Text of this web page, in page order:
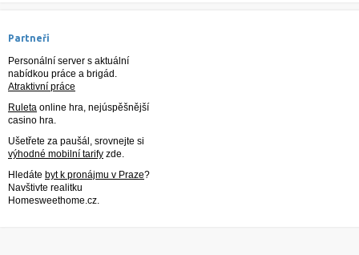
Partneři
Personální server s aktuální
nabídkou práce a brigád.
Atraktivní práce
Ruleta online hra, nejúspěšnější
casino hra.
Ušetřete za paušál, srovnejte si
výhodné mobilní tarify zde.
Hledáte byt k pronájmu v Praze?
Navštivte realitku
Homesweethome.cz.